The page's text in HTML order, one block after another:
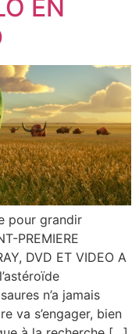
EN
pour grandir
PREMIERE
DVD ET VIDEO A
n’a jamais
va s’engager, bien